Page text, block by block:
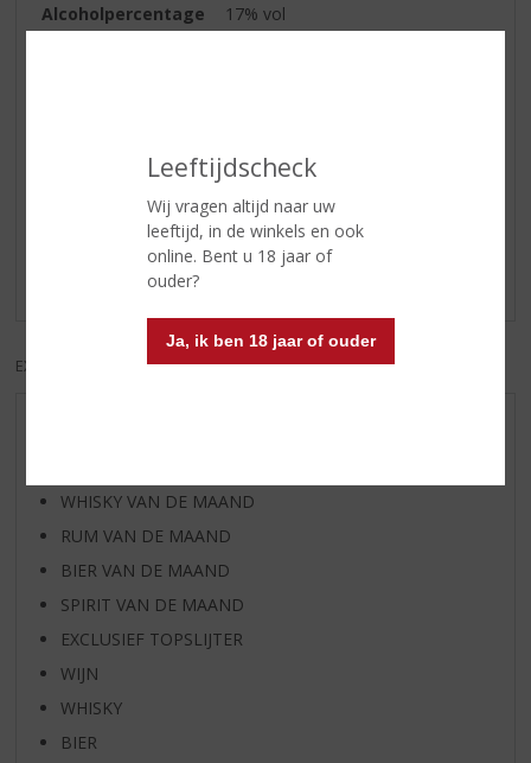
Leeftijdscheck
Wij vragen altijd naar uw
leeftijd, in de winkels en ook
online. Bent u 18 jaar of
ouder?
Ja, ik ben 18 jaar of ouder
Alcoholpercentage
17% vol
Reviews
Schrijf een review
Er zijn nog geen reviews geplaatst voor dit product
EXCL. BTW INCL. BTW
WHISKY VAN DE MAAND
RUM VAN DE MAAND
BIER VAN DE MAAND
SPIRIT VAN DE MAAND
EXCLUSIEF TOPSLIJTER
WIJN
WHISKY
BIER